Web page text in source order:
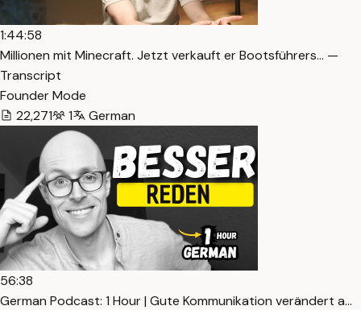
1:44:58
Millionen mit Minecraft. Jetzt verkauft er Bootsführers… —
Transcript
Founder Mode
22,271
1 German
56:38
German Podcast: 1 Hour | Gute Kommunikation verändert a…